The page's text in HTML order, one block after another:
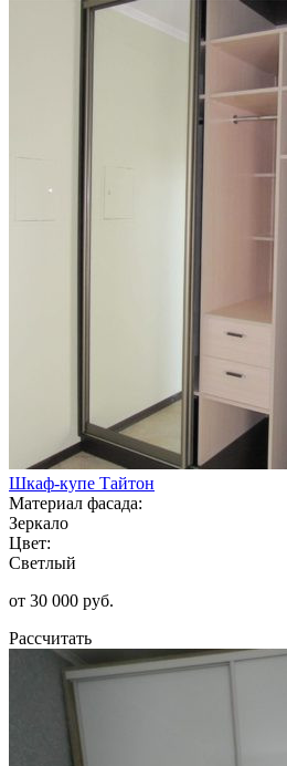
Шкаф-купе Тайтон
Материал фасада:
Зеркало
Цвет:
Светлый
от 30 000 руб.
Рассчитать